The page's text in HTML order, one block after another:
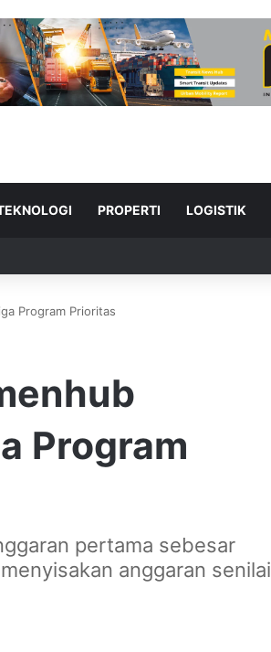
PROPERTI LOGISTIK
Program Prioritas
Program
pertama sebesar
anggaran senilai